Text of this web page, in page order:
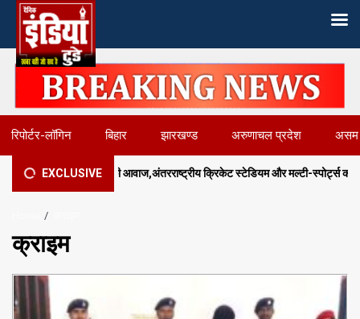
Skip
content
रिपोर्टर-लॉगिन बिहार झारखण्ड अरुणाचल प्रदेश असम
EXCLUSIVE
आवाज,अंतरराष्ट्रीय क्रिकेट स्टेडियम और मल्टी-स्पोर्ट्स कॉम्प्लेक्स की मांग 5
क्राइम